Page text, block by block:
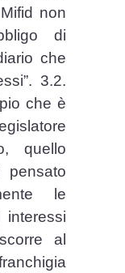
non
di
che
3.2.
che è
quello
pensato
le
al